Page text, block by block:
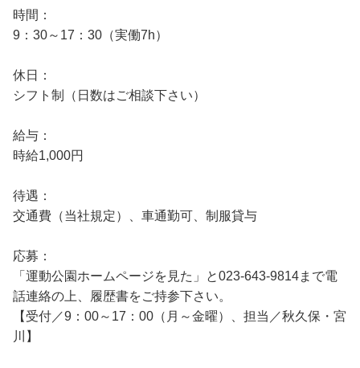
時間：
9：30～17：30（実働7h）
休日：
シフト制（日数はご相談下さい）
給与：
時給1,000円
待遇：
交通費（当社規定）、車通勤可、制服貸与
応募：
「運動公園ホームページを見た」と023-643-9814まで電
話連絡の上、履歴書をご持参下さい。
【受付／9：00～17：00（月～金曜）、担当／秋久保・宮
川】